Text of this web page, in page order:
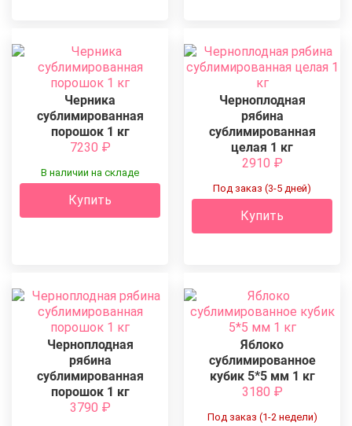
Черника
сублимированная
порошок 1 кг
7230 ₽
В наличии на складе
Купить
Черноплодная
рябина
сублимированная
целая 1 кг
2910 ₽
Под заказ (3-5 дней)
Купить
Черноплодная
рябина
сублимированная
порошок 1 кг
3790 ₽
Яблоко
сублимированное
кубик 5*5 мм 1 кг
3180 ₽
Под заказ (1-2 недели)